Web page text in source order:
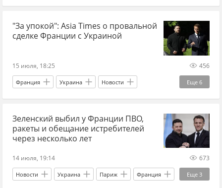
Конрад Рэнкас Адольф Гитлер
Владимир Путин НАТО Украина.ру
"За упокой": Asia Times о провальной
сделке Франции с Украиной
15 июля, 18:25 456
Еще 6
Франция Украина Новости
Мир без границ Киев Эммануэль Макрон
Александр Вучич ВПК ЕС
Зеленский выбил у Франции ПВО,
ракеты и обещание истребителей
через несколько лет
14 июля, 19:14 673
Еще 3
Новости Украина Париж Франция